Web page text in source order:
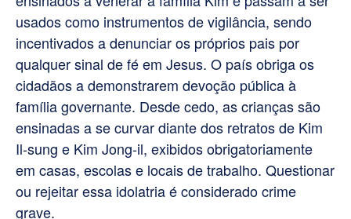
usados como instrumentos de vigilância, sendo
incentivados a denunciar os próprios pais por
qualquer sinal de fé em Jesus. O país obriga os
cidadãos a demonstrarem devoção pública à
família governante. Desde cedo, as crianças são
ensinadas a se curvar diante dos retratos de Kim
Il-sung e Kim Jong-il, exibidos obrigatoriamente
em casas, escolas e locais de trabalho. Questionar
ou rejeitar essa idolatria é considerado crime
grave.